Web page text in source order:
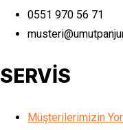
0551 970 56 71
SERVİS
Müşterilerimizin